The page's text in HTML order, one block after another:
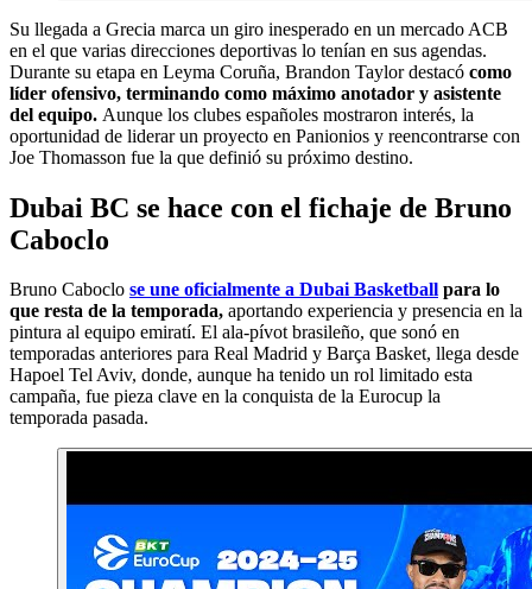
Su llegada a Grecia marca un giro inesperado en un mercado ACB
en el que varias direcciones deportivas lo tenían en sus agendas.
Durante su etapa en Leyma Coruña, Brandon Taylor destacó como
líder ofensivo, terminando como máximo anotador y asistente
del equipo. Aunque los clubes españoles mostraron interés, la
oportunidad de liderar un proyecto en Panionios y reencontrarse con
Joe Thomasson fue la que definió su próximo destino.
Dubai BC se hace con el fichaje de Bruno
Caboclo
Bruno Caboclo se une oficialmente a Dubai Basketball para lo
que resta de la temporada, aportando experiencia y presencia en la
pintura al equipo emiratí. El ala-pívot brasileño, que sonó en
temporadas anteriores para Real Madrid y Barça Basket, llega desde
Hapoel Tel Aviv, donde, aunque ha tenido un rol limitado esta
campaña, fue pieza clave en la conquista de la Eurocup la
temporada pasada.